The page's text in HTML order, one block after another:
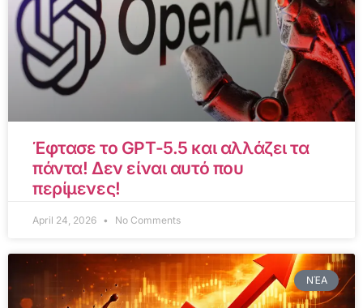
Έφτασε το GPT-5.5 και αλλάζει τα
πάντα! Δεν είναι αυτό που
περίμενες!
April 24, 2026 No Comments
ΝΈΑ